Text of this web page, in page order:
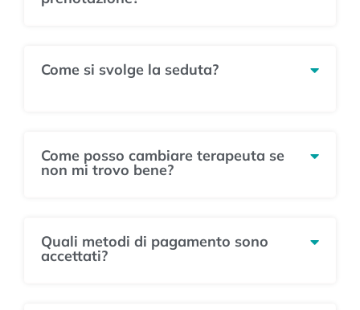
Come si svolge la seduta?
Come posso cambiare terapeuta se
non mi trovo bene?
Quali metodi di pagamento sono
accettati?